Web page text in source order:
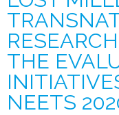
THE
NEETS